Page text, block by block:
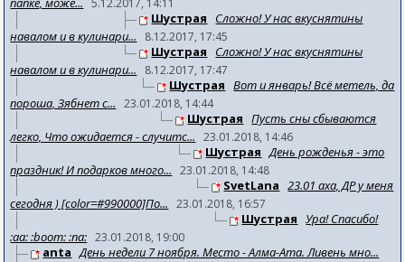
5.12.2017, 14:11
Шустрая
Сложно! У нас вкуснятины
навалом и в кулинари...
8.12.2017, 17:45
Шустрая
Сложно! У нас вкуснятины
навалом и в кулинари...
8.12.2017, 17:47
Шустрая Вот и январь! Всё метель, да
пороша, Зябнет с...
23.01.2018, 14:44
Шустрая Пусть сны сбываются
легко, Что ожидается - случитс...
23.01.2018, 14:46
Шустрая День рожденья - это
праздник! И подарков много...
23.01.2018, 14:48
SvetLana 23.01 аха, ДР у меня
сегодня ) [color=#990000]По...
23.01.2018, 16:57
Шустрая Ура! Спасибо!
:aa: :boom: :na: 23.01.2018, 19:00
anta День недели 7 ноября. Место - Алма-Ата. Ливень мно...